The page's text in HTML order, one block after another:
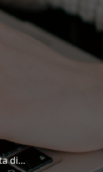
Risarcimento del danno da perdita di chance per malasanità